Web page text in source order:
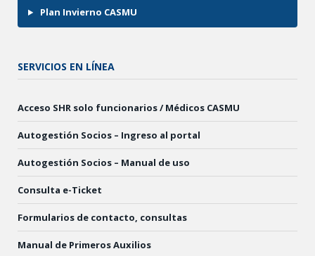
Plan Invierno CASMU
SERVICIOS EN LÍNEA
Acceso SHR solo funcionarios / Médicos CASMU
Autogestión Socios – Ingreso al portal
Autogestión Socios – Manual de uso
Consulta e-Ticket
Formularios de contacto, consultas
Manual de Primeros Auxilios